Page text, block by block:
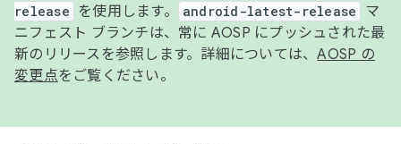
release
を使用します。 android-latest-release
マ
ニフェスト ブランチは、常に AOSP にプッシュされた最
新のリリースを参照します。詳細については、AOSP の
変更点をご覧ください。